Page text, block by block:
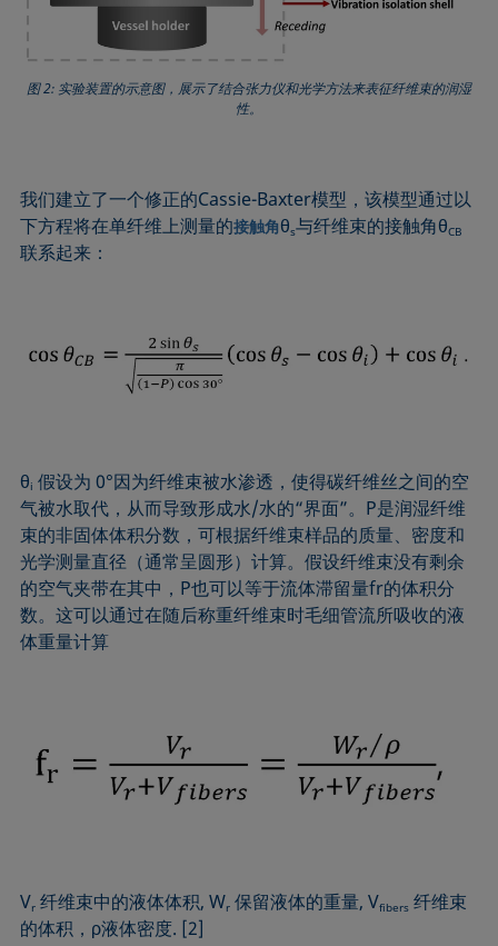
图 2: 实验装置的示意图，展示了结合张力仪和光学方法来表征纤维束的润湿
性。
我们建立了一个修正的Cassie-Baxter模型，该模型通过以
下方程将在单纤维上测量的接触角θs与纤维束的接触角θCB
联系起来：
θi 假设为 0°因为纤维束被水渗透，使得碳纤维丝之间的空
气被水取代，从而导致形成水/水的“界面”。P是润湿纤维
束的非固体体积分数，可根据纤维束样品的质量、密度和
光学测量直径（通常呈圆形）计算。假设纤维束没有剩余
的空气夹带在其中，P也可以等于流体滞留量fr的体积分
数。这可以通过在随后称重纤维束时毛细管流所吸收的液
体重量计算
Vr 纤维束中的液体体积, Wr 保留液体的重量, Vfibers 纤维束
的体积，ρ液体密度. [2]